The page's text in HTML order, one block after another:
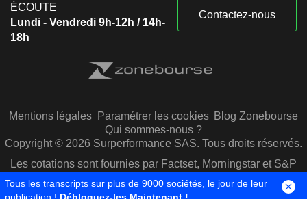
ÉCOUTE
Lundi - Vendredi 9h-12h / 14h-
18h
Contactez-nous
Mentions légales Paramétrer les cookies Blog Zonebourse
Qui sommes-nous ?
Copyright © 2026 Surperformance SAS. Tous droits réservés.
Les cotations sont fournies par Factset, Morningstar et S&P
Capital IQ
Tous les transcripts sur plus de 9000 sociétés, le jour de leur